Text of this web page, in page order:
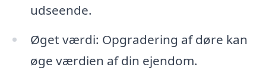
udseende.
Øget værdi: Opgradering af døre kan
øge værdien af din ejendom.